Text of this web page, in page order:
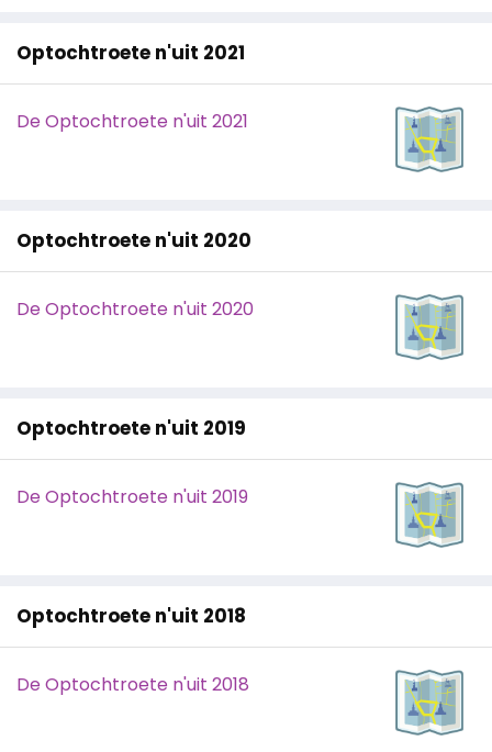
Optochtroete n'uit 2021
De Optochtroete n'uit 2021
Optochtroete n'uit 2020
De Optochtroete n'uit 2020
Optochtroete n'uit 2019
De Optochtroete n'uit 2019
Optochtroete n'uit 2018
De Optochtroete n'uit 2018